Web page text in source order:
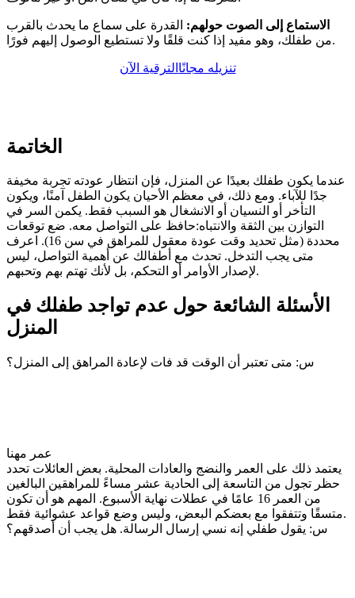
الاستماع إلى الصوت حولهم: القدرة على سماع ما يحدث بالقرب
من طفلك، وهو مفيد إذا كنت قلقًا ولا تستطيع الوصول إليهم فورًا.
تنزيله مجانًا الترقية الآن
الخاتمة
عندما يكون طفلك بعيدًا عن المنزل، فإن انتظار عودته تجربة مخيفة
جدًا للآباء. ومع ذلك، في معظم الأحيان يكون الطفل آمنًا، ويكون
التأخر أو النسيان أو الانشغال هو السبب فقط. يكمن السر في
التوازن بين الثقة والانتباه:حافظ على التواصل معه. ضع توقعات
محددة (مثل تحديد وقت عودة معقول للمراهق في سن 16). اعرف
متى يجب التدخل. تحدث مع أطفالك عن أهمية التواصل، ليس
لإصدار الأوامر أو التحكم، بل لأنك تهتم بهم وتحبهم.
الأسئلة الشائعة حول عدم تواجد طفلك في
المنزل
س: متى تعتبر أن الوقت قد فات لإعادة المراهق إلى المنزل؟
عمر مهنا
يعتمد ذلك على العمر والنضج والعادات المحلية. بعض العائلات تحدد
حظر تجول من التاسعة إلى الحادية عشر مساءً للمراهقين البالغين
من العمر 16 عامًا في عطلات نهاية الأسبوع. المهم هو أن تكون
متسقًا وتتفقوا مع بعضكم البعض، وليس وضع قواعد عشوائية فقط.
س: يقول طفلي إنه نسي إرسال الرسالة. هل يجب أن أصدقهم؟